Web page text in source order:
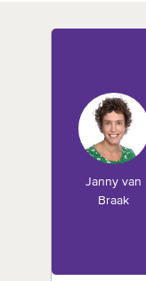
Janny van
Braak